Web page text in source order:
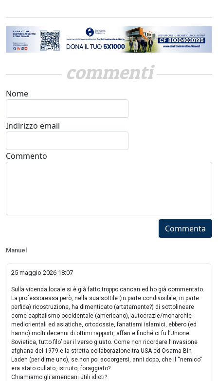
commenti
Nome
Indirizzo email
Commento
Commenta
Manuel
25 maggio 2026 18:07
Sulla vicenda locale si è già fatto troppo cancan ed ho già commentato.
La professoressa però, nella sua sottile (in parte condivisibile, in parte
perfida) ricostruzione, ha dimenticato (artatamente?) di sottolineare
come capitalismo occidentale (americano), autocrazie/monarchie
mediorientali ed asiatiche, ortodossie, fanatismi islamici, ebbero (ed
hanno) molti decenni di ottimi rapporti, affari e finché ci fu l’Unione
Sovietica, tutto filo’ per il verso giusto. Come non ricordare l’invasione
afghana del 1979 e la stretta collaborazione tra USA ed Osama Bin
Laden (per dirne uno), se non poi accorgersi, anni dopo, che il “nemico”
era stato cullato, istruito, foraggiato?
Chiamiamo gli americani utili idioti?